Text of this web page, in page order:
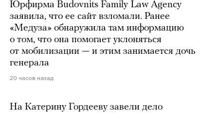
Юрфирма Budovnits Family Law Agency
заявила, что ее сайт взломали. Ранее
«Медуза» обнаружила там информацию
о том, что она помогает уклоняться
от мобилизации — и этим занимается дочь
генерала
20 часов назад
На Катерину Гордееву завели дело